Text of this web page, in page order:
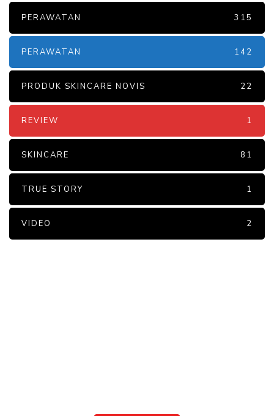
PERAWATAN 315
PERAWATAN 142
PRODUK SKINCARE NOVIS 22
REVIEW 1
SKINCARE 81
TRUE STORY 1
VIDEO 2